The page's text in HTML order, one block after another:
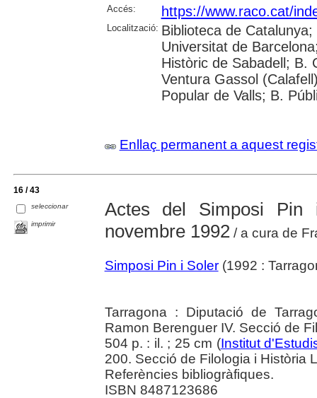
Accés: https://www.raco.cat/
Localització: Biblioteca de
Universitat de
Històric de Sabadell; B.
Ventura Gassol
Popular de Valls; B.
Enllaç permanent a aquest
16 / 43
seleccionar
imprimir
Actes del Simposi Pin
novembre 1992/ a cura de
Simposi Pin i Soler(1992 :
Tarragona : Diputació de
Ramon Berenguer IV. Secció de
504 p. : il. ; 25 cm (Institut
200. Secció de Filologia i Història
Referències bibliogràfiques.
ISBN 8487123686